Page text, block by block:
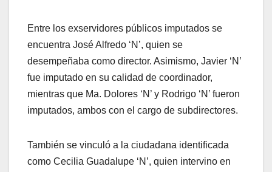
Entre los exservidores públicos imputados se
encuentra José Alfredo ‘N’, quien se
desempeñaba como director. Asimismo, Javier ‘N’
fue imputado en su calidad de coordinador,
mientras que Ma. Dolores ‘N’ y Rodrigo ‘N’ fueron
imputados, ambos con el cargo de subdirectores.
También se vinculó a la ciudadana identificada
como Cecilia Guadalupe ‘N’, quien intervino en